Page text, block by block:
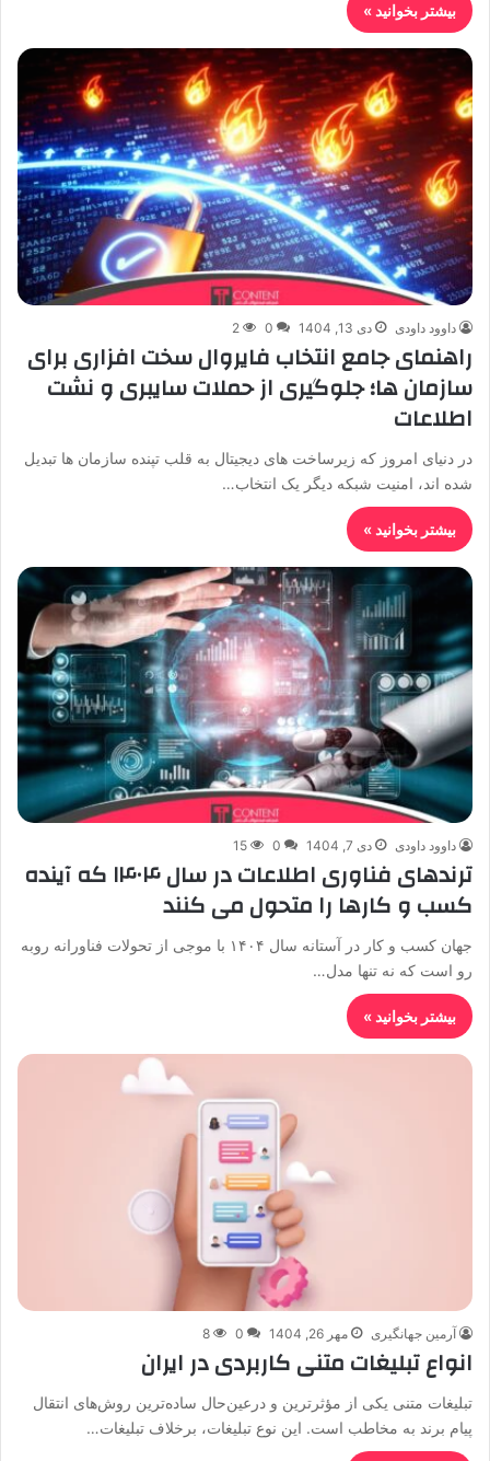
بیشتر بخوانید »
داوود داودی دی 13, 1404 0
2
راهنمای جامع انتخاب فایروال سخت افزاری برای
سازمان ها؛ جلوگیری از حملات سایبری و نشت
اطلاعات
در دنیای امروز که زیرساخت های دیجیتال به قلب تپنده سازمان ها تبدیل
شده اند، امنیت شبکه دیگر یک انتخاب…
بیشتر بخوانید »
داوود داودی دی 7, 1404 0
15
ترندهای فناوری اطلاعات در سال ۱۴۰۴ که آینده
کسب و کارها را متحول می کنند
جهان کسب و کار در آستانه سال ۱۴۰۴ با موجی از تحولات فناورانه روبه
رو است که نه تنها مدل…
بیشتر بخوانید »
آرمین جهانگیری مهر 26, 1404 0
8
انواع تبلیغات متنی کاربردی در ایران
تبلیغات متنی یکی از مؤثرترین و درعین‌حال ساده‌ترین روش‌های انتقال
پیام برند به مخاطب است. این نوع تبلیغات، برخلاف تبلیغات…